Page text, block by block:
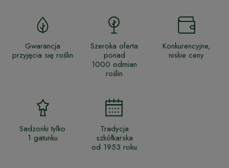
Gwarancja
przyjęcia się roślin
Szeroka oferta
ponad
1000 odmian
roślin
Konkurencyjne,
niskie ceny
Sadzonki tylko
1 gatunku
Tradycja
szkółkarska
od 1953 roku